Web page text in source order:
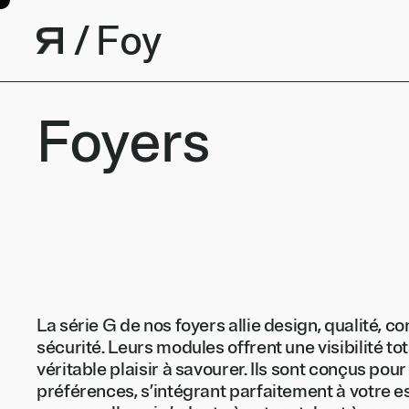
Skip to content
/Foye
Foyers
La série G de nos foyers allie design, qualité,
sécurité. Leurs modules offrent une visibilité
véritable plaisir à savourer. Ils sont conçus
préférences, s’intégrant parfaitement à votre